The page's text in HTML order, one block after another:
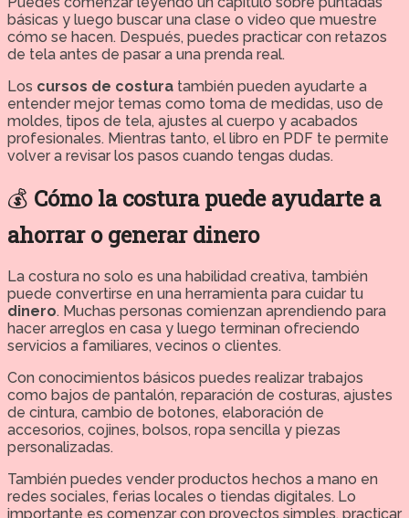
básicas y luego buscar una clase o video que muestre
cómo se hacen. Después, puedes practicar con retazos
de tela antes de pasar a una prenda real.
Los cursos de costura también pueden ayudarte a
entender mejor temas como toma de medidas, uso de
moldes, tipos de tela, ajustes al cuerpo y acabados
profesionales. Mientras tanto, el libro en PDF te permite
volver a revisar los pasos cuando tengas dudas.
💰 Cómo la costura puede ayudarte a
ahorrar o generar dinero
La costura no solo es una habilidad creativa, también
puede convertirse en una herramienta para cuidar tu
dinero. Muchas personas comienzan aprendiendo para
hacer arreglos en casa y luego terminan ofreciendo
servicios a familiares, vecinos o clientes.
Con conocimientos básicos puedes realizar trabajos
como bajos de pantalón, reparación de costuras, ajustes
de cintura, cambio de botones, elaboración de
accesorios, cojines, bolsos, ropa sencilla y piezas
personalizadas.
También puedes vender productos hechos a mano en
redes sociales, ferias locales o tiendas digitales. Lo
importante es comenzar con proyectos simples, practicar